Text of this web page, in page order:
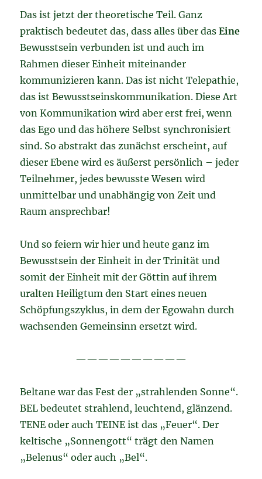
Das ist jetzt der theoretische Teil. Ganz
praktisch bedeutet das, dass alles über dasEine
Bewusstsein verbunden ist und auch im
Rahmen dieser Einheit miteinander
kommunizieren kann. Das ist nicht Telepathie,
das ist Bewusstseinskommunikation. Diese Art
von Kommunikation wird aber erst frei, wenn
das Ego und das höhere Selbst synchronisiert
sind. So abstrakt das zunächst erscheint, auf
dieser Ebene wird es äußerst persönlich – jeder
Teilnehmer, jedes bewusste Wesen wird
unmittelbar und unabhängig von Zeit und
Raum ansprechbar!
Und so feiern wir hier und heute ganz im
Bewusstsein der Einheit in der Trinität und
somit der Einheit mit der Göttin auf ihrem
uralten Heiligtum den Start eines neuen
Schöpfungszyklus, in dem der Egowahn durch
wachsenden Gemeinsinn ersetzt wird.
——————————
Beltane war das Fest der „strahlenden Sonne“.
BEL bedeutet strahlend, leuchtend, glänzend.
TENE oder auch TEINE ist das „Feuer“. Der
keltische „Sonnengott“ trägt den Namen
„Belenus“ oder auch „Bel“.